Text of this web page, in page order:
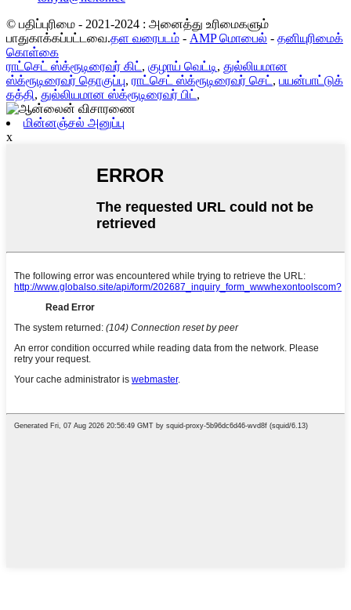
© பதிப்புரிமை - 2021-2024 : அனைத்து உரிமைகளும்
பாதுகாக்கப்பட்டவை.தள வரைபடம் - AMP மொபைல் - தனியுரிமைக்
கொள்கை
ராட்செட் ஸ்க்ரூடிரைவர் கிட் , குழாய் வெட்டி, துல்லியமான
ஸ்க்ரூடிரைவர் தொகுப்பு, ராட்செட் ஸ்க்ரூடிரைவர் செட் , பயன்பாட்டுக்
கத்தி, துல்லியமான ஸ்க்ரூடிரைவர் பிட் ,
மின்னஞ்சல் அனுப்பு
x